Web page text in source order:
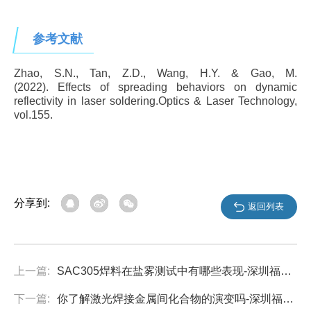
参考文献
Zhao, S.N., Tan, Z.D., Wang, H.Y. & Gao, M.
(2022). Effects of spreading behaviors on dynamic
reflectivity in laser soldering.Optics & Laser Technology,
vol.155.
分享到: 返回列表
上一篇: SAC305焊料在盐雾测试中有哪些表现-深圳福英达
下一篇: 你了解激光焊接金属间化合物的演变吗-深圳福英达